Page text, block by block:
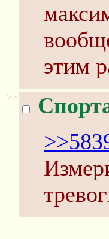
этим
>>